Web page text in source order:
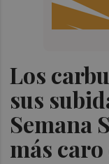
Los
sus
Semana
más